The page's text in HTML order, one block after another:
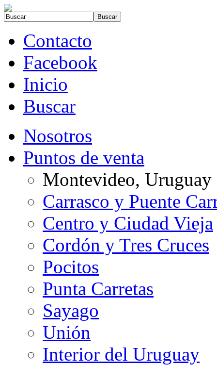
Contacto
Facebook
Inicio
Buscar
Nosotros
Puntos de venta
Montevideo, Uruguay
Carrasco y Puente
Centro y Ciudad Vieja
Cordón y Tres Cruces
Pocitos
Punta Carretas
Sayago
Unión
Interior del Uruguay